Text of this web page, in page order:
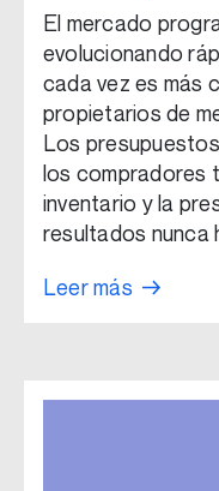
El mercado
evolucionando
cada vez es más
propietarios de
Los
los compradores
inventario y la
resultados nunca
Leer más